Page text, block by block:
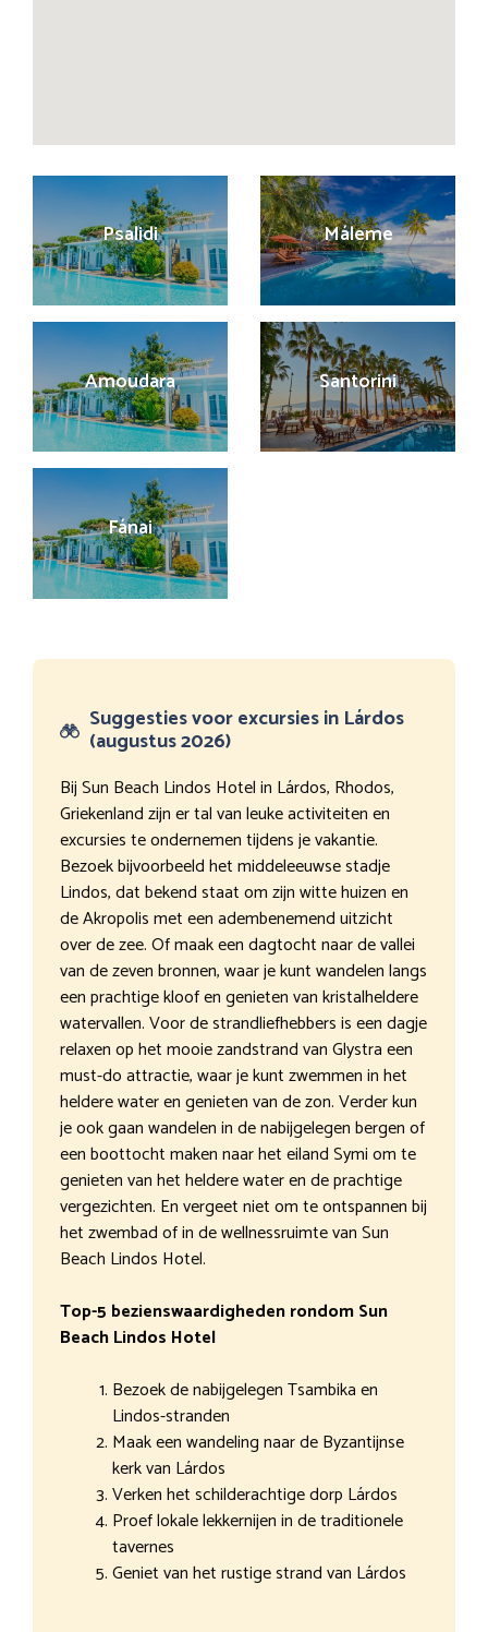
Psalidi Máleme
Amoudara Santorini
Fánai
Suggesties voor excursies in Lárdos
(augustus 2026)
Bij Sun Beach Lindos Hotel in Lárdos, Rhodos,
Griekenland zijn er tal van leuke activiteiten en
excursies te ondernemen tijdens je vakantie.
Bezoek bijvoorbeeld het middeleeuwse stadje
Lindos, dat bekend staat om zijn witte huizen en
de Akropolis met een adembenemend uitzicht
over de zee. Of maak een dagtocht naar de vallei
van de zeven bronnen, waar je kunt wandelen langs
een prachtige kloof en genieten van kristalheldere
watervallen. Voor de strandliefhebbers is een dagje
relaxen op het mooie zandstrand van Glystra een
must-do attractie, waar je kunt zwemmen in het
heldere water en genieten van de zon. Verder kun
je ook gaan wandelen in de nabijgelegen bergen of
een boottocht maken naar het eiland Symi om te
genieten van het heldere water en de prachtige
vergezichten. En vergeet niet om te ontspannen bij
het zwembad of in de wellnessruimte van Sun
Beach Lindos Hotel.
Top-5 bezienswaardigheden rondom Sun
Beach Lindos Hotel
Bezoek de nabijgelegen Tsambika en
Lindos-stranden
Maak een wandeling naar de Byzantijnse
kerk van Lárdos
Verken het schilderachtige dorp Lárdos
Proef lokale lekkernijen in de traditionele
tavernes
Geniet van het rustige strand van Lárdos